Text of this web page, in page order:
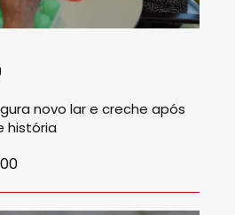
novo lar e creche após
história